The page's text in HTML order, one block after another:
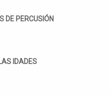
DE PERCUSIÓN
IDADES